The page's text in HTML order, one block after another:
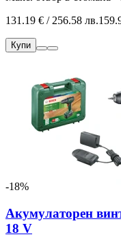
131.19 € / 256.58 лв.
Купи
-18%
Акумулаторен
18 V